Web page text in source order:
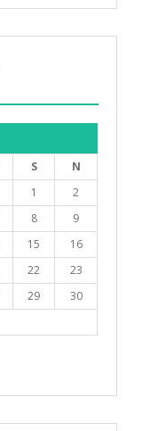
S
N
1
2
8
9
15
16
22
23
29
30